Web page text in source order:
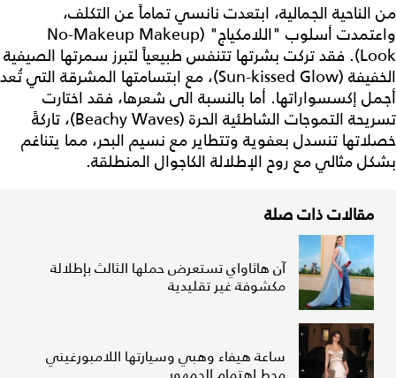
من الناحية الجمالية، ابتعدت نانسي تماماً عن التكلف،
واعتمدت أسلوب "اللامكياج" (No-Makeup Makeup
Look). فقد تركت بشرتها تتنفس طبيعياً لتبرز سمرتها الصيفية
الخفيفة (Sun-kissed Glow)، مع ابتسامتها المشرقة التي تُعد
أجمل إكسسواراتها. أما بالنسبة الى شعرها، فقد اختارت
تسريحة التموجات الشاطئية الحرة (Beachy Waves)، تاركةً
خصلاتها تنسدل بعفوية وتتطاير مع نسيم البحر، مما يتناغم
بشكل مثالي مع روح الإطلالة الكاجوال المنطلقة.
مقالات ذات صلة
آن هاثاواي تستعرض حملها الثالث بإطلالة
مكشوفة غير تقليدية
ساعة هيفاء وهبي وسيارتها اللامبورغيني